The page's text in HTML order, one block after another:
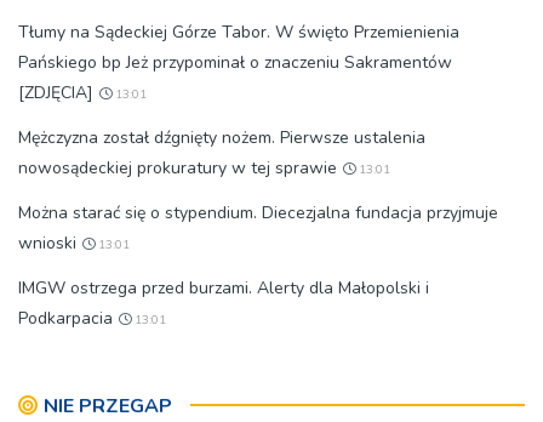
Tłumy na Sądeckiej Górze Tabor. W święto Przemienienia
Pańskiego bp Jeż przypominał o znaczeniu Sakramentów
[ZDJĘCIA]
13:01
Mężczyzna został dźgnięty nożem. Pierwsze ustalenia
nowosądeckiej prokuratury w tej sprawie
13:01
Można starać się o stypendium. Diecezjalna fundacja przyjmuje
wnioski
13:01
IMGW ostrzega przed burzami. Alerty dla Małopolski i
Podkarpacia
13:01
NIE PRZEGAP